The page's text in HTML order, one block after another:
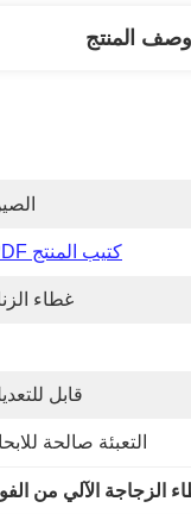
وصف المنتج
كتيب المنتج PDF
غطاء
قابل
التعبئة صالحة
الزجاجة الآلي من